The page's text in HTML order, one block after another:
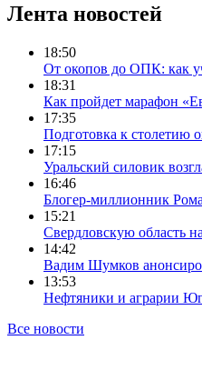
Лента новостей
18:50
От окопов до ОПК: как
18:31
Как пройдет марафон
17:35
Подготовка к столетию
17:15
Уральский силовик
16:46
Блогер-миллионник
15:21
Свердловскую область
14:42
Вадим Шумков
13:53
Нефтяники и аграрии
Все новости